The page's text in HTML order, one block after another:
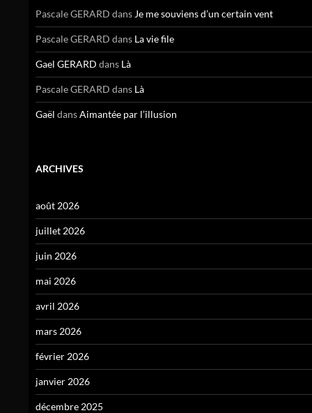
Pascale GERARD dans Je me souviens d’un certain vent
Pascale GERARD dans La vie file
Gael GERARD dans Là
Pascale GERARD dans Là
Gaël dansAimantée par l’illusion
ARCHIVES
août 2026
juillet 2026
juin 2026
mai 2026
avril 2026
mars 2026
février 2026
janvier 2026
décembre 2025